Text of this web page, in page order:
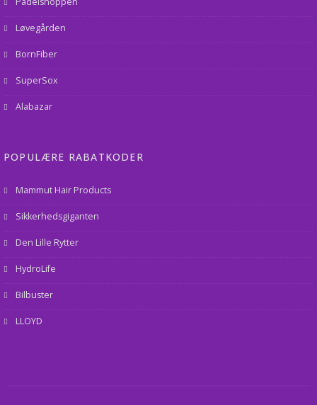
Løvegården
BornFiber
SuperSox
Alabazar
POPULÆRE RABATKODER
Mammut Hair Products
Sikkerhedsgiganten
Den Lille Rytter
HydroLife
Bilbuster
LLOYD